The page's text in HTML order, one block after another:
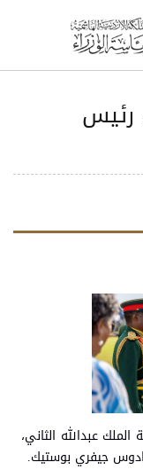
رئيس
الملك عبدالله الثاني،
جيفري بوستيك.